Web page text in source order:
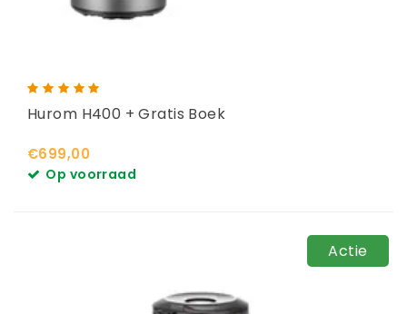
Hurom H400 + Gratis Boek
€699,00
Op voorraad
Actie